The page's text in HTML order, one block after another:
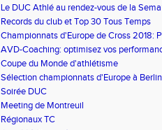
Le DUC Athlé au rendez-vous de la
Paralympique et du dispositif pilote "Jeux
Records du club et Top 30 Tous Temps
Championnats d'Europe de Cross 2018:
Argent
AVD-Coaching: optimisez vos
mentale!
Coupe du Monde d'athlétisme
Sélection championnats d'Europe à Berlin
Soirée DUC
Meeting de Montreuil
Régionaux TC